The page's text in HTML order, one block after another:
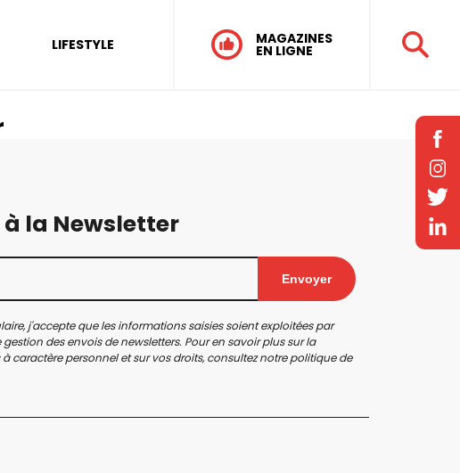
LIFESTYLE MAGAZINES
EN LIGNE
la Newsletter
Envoyer
j'accepte que les informations saisies soient exploitées par
gestion des envois de newsletters. Pour en savoir plus sur la
caractère personnel et sur vos droits, consultez notrepolitique de